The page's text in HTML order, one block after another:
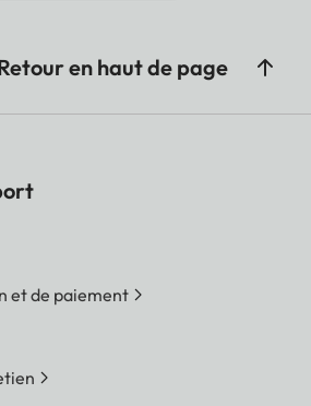
en haut de page
et de paiement